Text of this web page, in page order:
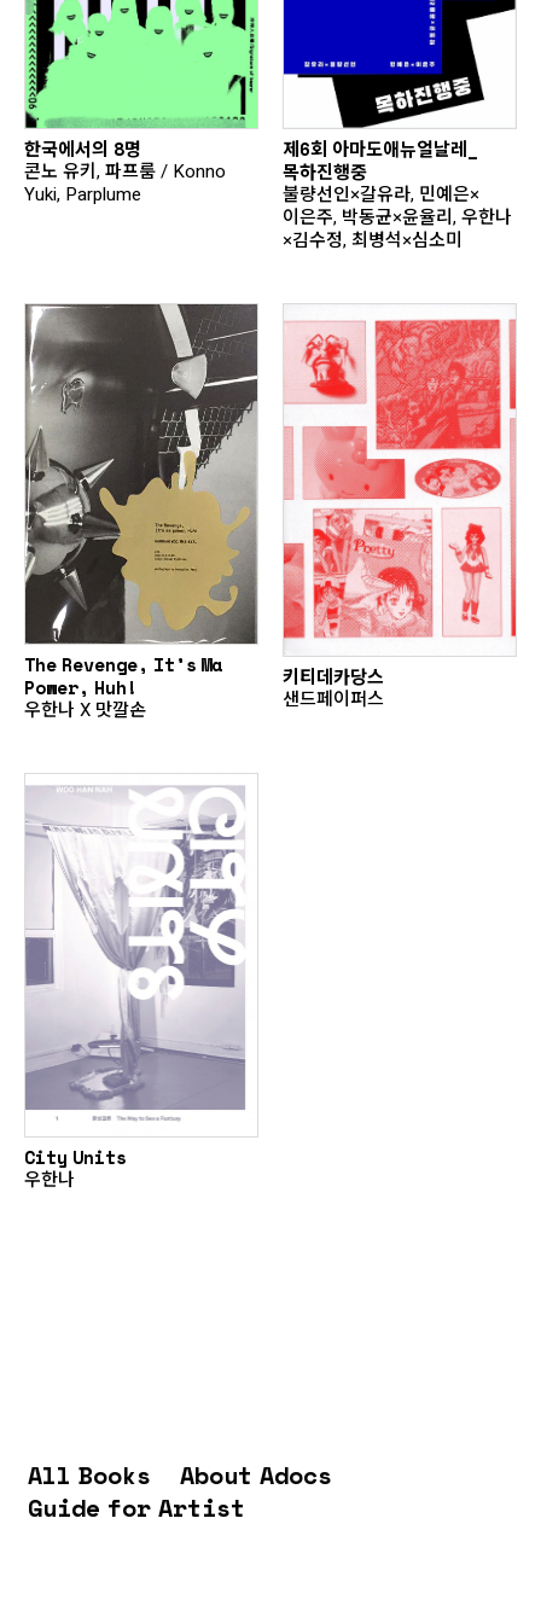
한국에서의 8명
콘노 유키, 파프룸 / Konno
Yuki, Parplume
제6회 아마도애뉴얼날레_
목하진행중
불량선인×갈유라, 민예은×
이은주, 박동균×윤율리, 우한나
×김수정, 최병석×심소미
The Revenge, It’s Ma
Power, Huh!
우한나 X 맛깔손
키티데카당스
샌드페이퍼스
City Units
우한나
All Books
About Adocs
Guide for Artist